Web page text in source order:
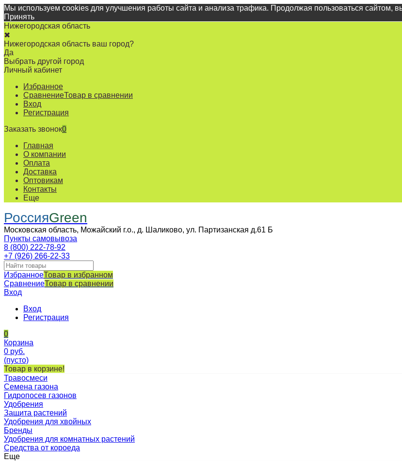
Мы используем cookies для улучшения работы сайта и анализа трафика. Продолжая пользоваться сайтом,
Принять
Нижегородская область
✖
Нижегородская область ваш город?
Да
Выбрать другой город
Личный кабинет
Избранное
СравнениеТовар в сравнении
Вход
Регистрация
Заказать звонок0
Главная
О компании
Оплата
Доставка
Оптовикам
Контакты
Еще
РоссияGreen
Московская область, Можайский г.о., д. Шаликово, ул. Партизанская д.61 Б
Пункты самовывоза
8 (800) 222-78-92
+7 (926) 266-22-33
ИзбранноеТовар в избранном
СравнениеТовар в сравнении
Вход
Вход
Регистрация
0
Корзина
0 руб.
(пусто)
Товар в корзине!
Травосмеси
Семена газона
Гидропосев газонов
Удобрения
Защита растений
Удобрения для хвойных
Бренды
Удобрения для комнатных растений
Средства от короеда
Еще